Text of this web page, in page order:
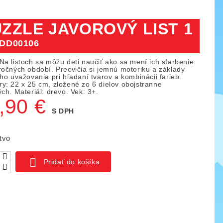
IO blocks, 1000 ks Piks náučný set 128 ks
JAVOROVÝ LIST 1
DD00106
Na listoch sa môžu deti naučiť ako sa mení ich sfarbenie
období. Precvičia si jemnú motoriku a základy
uvažovania pri hľadaní tvarov a kombinácii farieb.
22 x 25 cm, zložené zo 6 dielov obojstranne
Materiál: drevo. Vek: 3+.
€ S DPH
 Pridať do košíka